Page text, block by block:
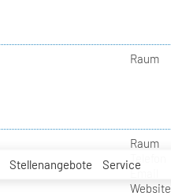
Stellenangebote Service
Raum
Raum
Email
Website